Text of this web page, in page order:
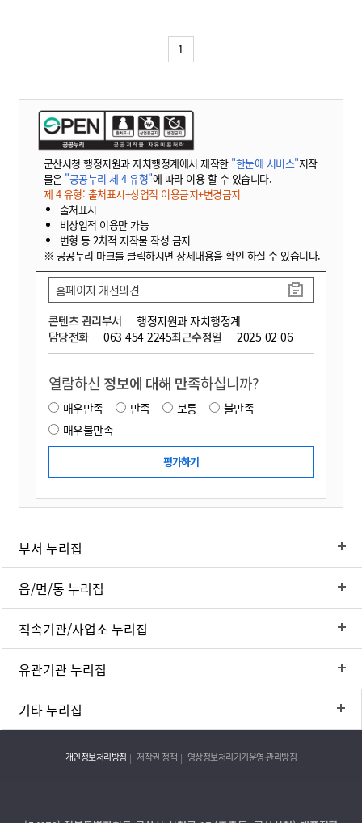
1
군산시청 행정지원과 자치행정계에서 제작한 "한눈에 서비스"저작
물은 "공공누리 제 4 유형"에 따라 이용 할 수 있습니다.
제 4 유형: 출처표시+상업적 이용금지+변경금지
출처표시
비상업적 이용만 가능
변형 등 2차적 저작물 작성 금지
※ 공공누리 마크를 클릭하시면 상세내용을 확인 하실 수 있습니다.
콘텐츠 관리부서
행정지원과 자치행정계
담당전화
063-454-2245최근수정일 2025-02-06
홈페이지 개선의견
열람하신 정보에 대해 만족하십니까?
매우만족 만족 보통
불만족
매우불만족
부서 누리집
읍/면/동 누리집
직속기관/사업소 누리집
유관기관 누리집
기타 누리집
개인정보처리방침 저작권 정책 영상정보처리기기운영·관리방침